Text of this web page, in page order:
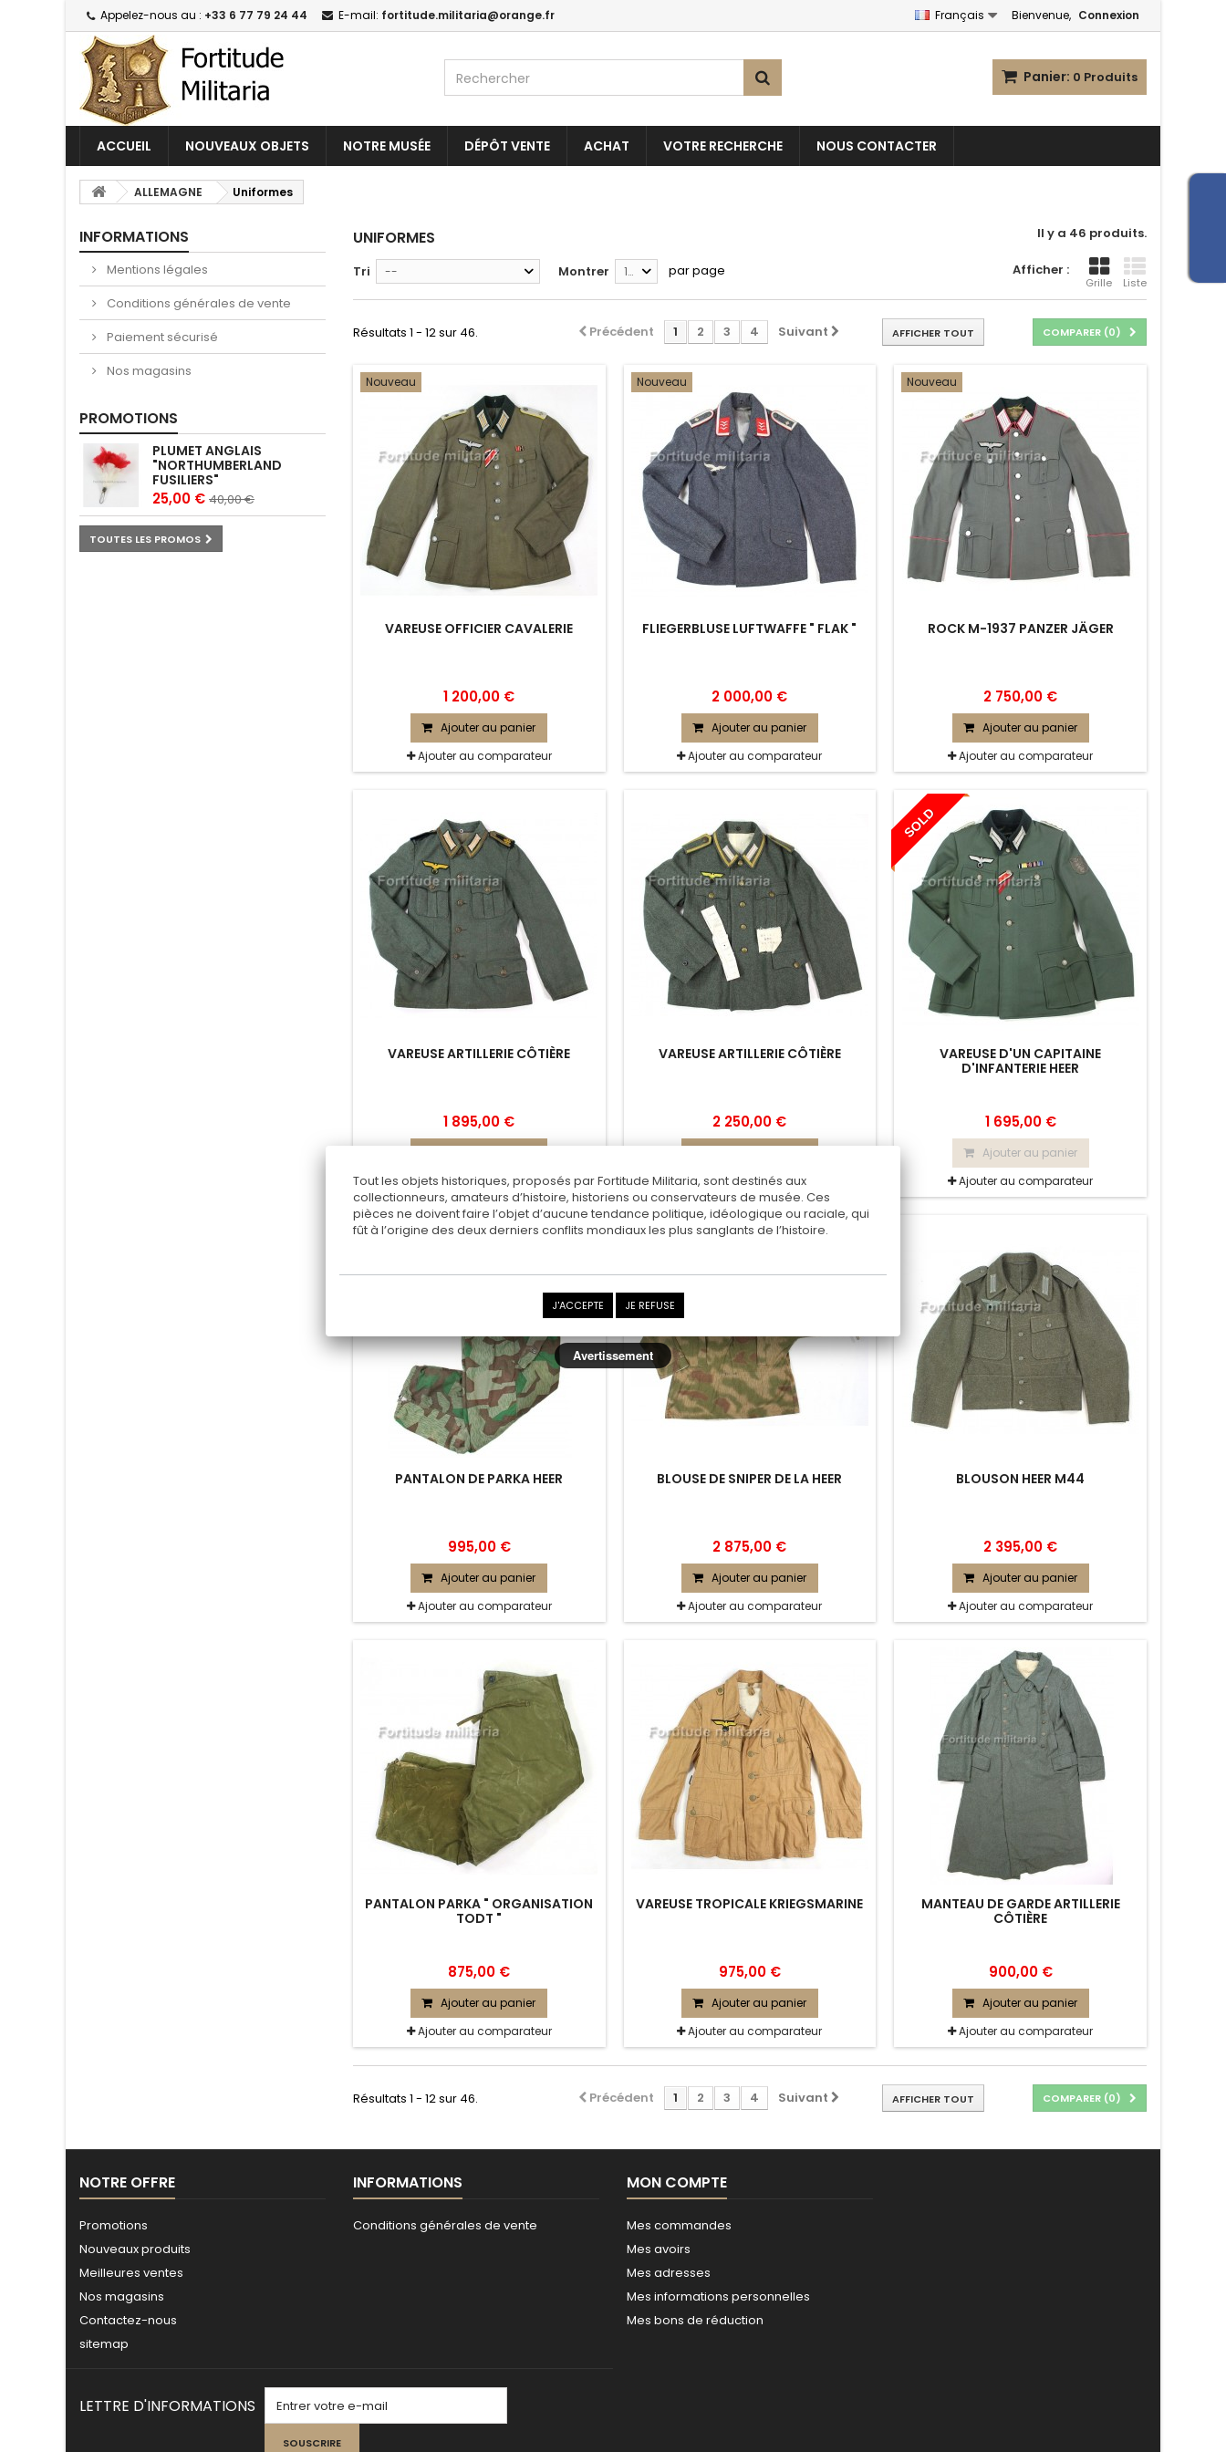
Bienvenue, Connexion
Français
Appelez-nous au : +33 6 77 79 24 44 E-mail: fortitude.militaria@orange.fr
Panier: 0 Produits
ACCUEIL NOUVEAUX OBJETS NOTRE MUSÉE DÉPÔT VENTE ACHAT VOTRE RECHERCHE NOUS CONTACTER
ALLEMAGNE Uniformes
INFORMATIONS
Mentions légales
Conditions générales de vente
Paiement sécurisé
Nos magasins
PROMOTIONS
PLUMET ANGLAIS
"NORTHUMBERLAND
FUSILIERS"
25,00 € 40,00 €
TOUTES LES PROMOS
UNIFORMES Il y a 46 produits.
Afficher :
Grille Liste
Tri -- Montrer 12 par page
COMPARER (0)
AFFICHER TOUT
Précédent 1 2 3 4 Suivant
Résultats 1 - 12 sur 46.
Nouveau
VAREUSE OFFICIER CAVALERIE
1 200,00 €
Ajouter au panier
Ajouter au comparateur
Nouveau
FLIEGERBLUSE LUFTWAFFE " FLAK "
2 000,00 €
Ajouter au panier
Ajouter au comparateur
Nouveau
ROCK M-1937 PANZER JÄGER
2 750,00 €
Ajouter au panier
Ajouter au comparateur
VAREUSE ARTILLERIE CÔTIÈRE
1 895,00 €
Ajouter au comparateur
VAREUSE ARTILLERIE CÔTIÈRE
2 250,00 €
Ajouter au comparateur
SOLD
VAREUSE D'UN CAPITAINE
D'INFANTERIE HEER
1 695,00 €
Ajouter au panier
Ajouter au comparateur
PANTALON DE PARKA HEER
995,00 €
Ajouter au panier
Ajouter au comparateur
BLOUSE DE SNIPER DE LA HEER
2 875,00 €
Ajouter au panier
Ajouter au comparateur
BLOUSON HEER M44
2 395,00 €
Ajouter au panier
Ajouter au comparateur
PANTALON PARKA " ORGANISATION
TODT "
875,00 €
Ajouter au panier
Ajouter au comparateur
VAREUSE TROPICALE KRIEGSMARINE
975,00 €
Ajouter au panier
Ajouter au comparateur
MANTEAU DE GARDE ARTILLERIE
CÔTIÈRE
900,00 €
Ajouter au panier
Ajouter au comparateur
COMPARER (0)
AFFICHER TOUT
Précédent 1 2 3 4 Suivant
Résultats 1 - 12 sur 46.
NOTRE OFFRE
Promotions
Nouveaux produits
Meilleures ventes
Nos magasins
Contactez-nous
sitemap
INFORMATIONS
Conditions générales de vente
MON COMPTE
Mes commandes
Mes avoirs
Mes adresses
Mes informations personnelles
Mes bons de réduction
LETTRE D'INFORMATIONS
SOUSCRIRE
Tout les objets historiques, proposés par Fortitude Militaria, sont destinés aux
collectionneurs, amateurs d’histoire, historiens ou conservateurs de musée. Ces
pièces ne doivent faire l’objet d’aucune tendance politique, idéologique ou raciale, qui
fût à l’origine des deux derniers conflits mondiaux les plus sanglants de l’histoire.
J'ACCEPTE JE REFUSE
Avertissement